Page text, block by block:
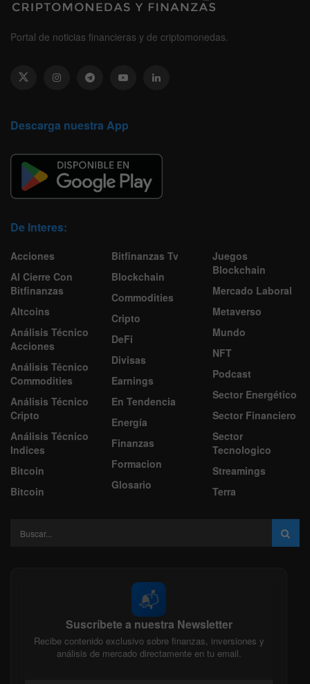
Portal de noticias financieras y de criptomonedas.
Descarga nuestra App
De Interes:
Acciones
Al Cierre Con
Bitfinanzas
Altcoins
Análisis Técnico
Acciones
Análisis Técnico
Commodities
Análisis Técnico
Cripto
Análisis Técnico
Indices
Bitcoin
Bitcoin
Bitfinanzas Tv
Blockchain
Commodities
Cripto
DeFi
Divisas
Earnings
En Tendencia
Energía
Finanzas
Formacion
Glosario
Juegos
Blockchain
Mercado Laboral
Metaverso
Mundo
NFT
Podcast
Sector Energético
Sector Financiero
Sector
Tecnologico
Streamings
Terra
📬
Suscríbete a nuestra Newsletter
Recibe contenido exclusivo sobre finanzas, inversiones y
análisis de mercado directamente en tu email.